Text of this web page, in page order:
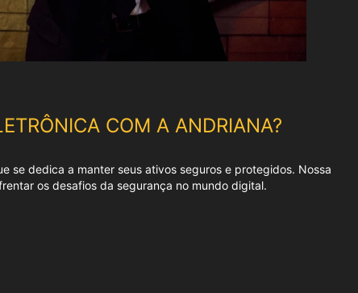
COM A ANDRIANA?
se dedica a manter seus ativos seguros e protegidos. Nossa
os desafios da segurança no mundo digital.